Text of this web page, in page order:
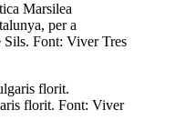
Marsilea
per a
Sils. Font: Viver Tres
florit. Font: Viver